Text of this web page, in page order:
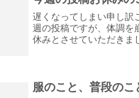
ぜひ写真OK現金のみで...
遅くなってしまい申し訳
週の投稿ですが、体調を
休みとさせていただきま
服のこと、普段のこ